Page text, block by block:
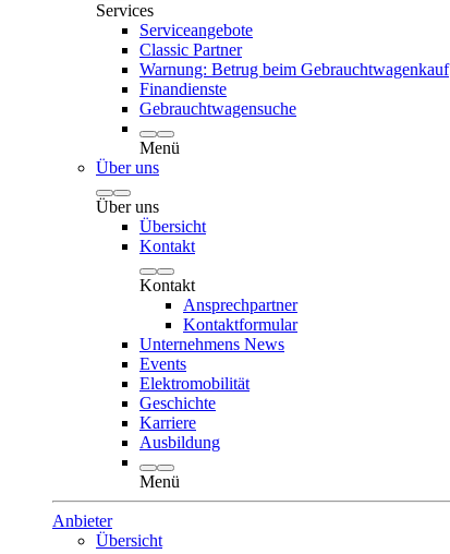
Services
Serviceangebote
Classic Partner
Warnung: Betrug beim Gebrauchtwagenkauf
Finandienste
Gebrauchtwagensuche
Menü
Über uns
Über uns
Übersicht
Kontakt
Kontakt
Ansprechpartner
Kontaktformular
Unternehmens News
Events
Elektromobilität
Geschichte
Karriere
Ausbildung
Menü
Anbieter
Übersicht